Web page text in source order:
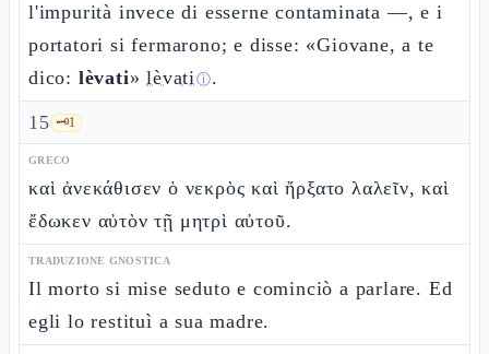
l'impurità invece di esserne contaminata —, e i
portatori si fermarono; e disse: «Giovane, a te
dico: lèvati»lèvatiⓘ.
15 🗝️1
GRECO
καὶ ἀνεκάθισεν ὁ νεκρὸς καὶ ἤρξατο λαλεῖν, καὶ
ἔδωκεν αὐτὸν τῇ μητρὶ αὐτοῦ.
TRADUZIONE GNOSTICA
Il morto si mise seduto e cominciò a parlare. Ed
egli lo restituì a sua madre.